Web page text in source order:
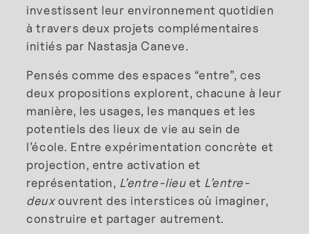
investissent leur environnement quotidien
à travers deux projets complémentaires
initiés par Nastasja Caneve.
Pensés comme des espaces “entre”, ces
deux propositions explorent, chacune à leur
manière, les usages, les manques et les
potentiels des lieux de vie au sein de
l’école. Entre expérimentation concrète et
projection, entre activation et
représentation, L’entre-lieuet L’entre-
deuxouvrent des interstices où imaginer,
construire et partager autrement.